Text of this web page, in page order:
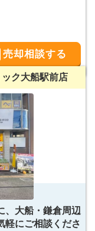
売却相談する
ク大船駅前店
、大船・鎌倉周辺
軽にご相談くださ